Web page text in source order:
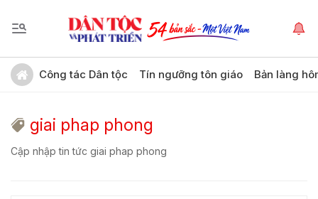
Công tác Dân tộc Tín ngưỡng tôn giáo Bản làng
giai phap phong
Cập nhập tin tức giai phap phong